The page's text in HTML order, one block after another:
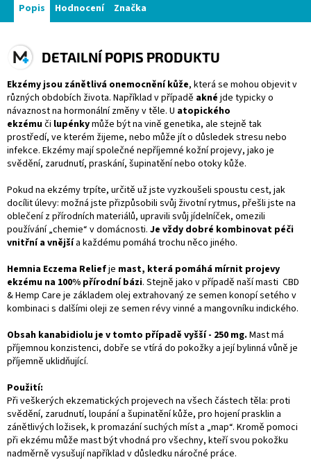
Popis Hodnocení Značka
DETAILNÍ POPIS PRODUKTU
Ekzémy jsou zánětlivá onemocnění kůže, která se mohou objevit v
různých obdobích života. Například v případě akné jde typicky o
návaznost na hormonální změny v těle. U atopického
ekzémuči lupénkymůže být na vině genetika, ale stejně tak
prostředí, ve kterém žijeme, nebo může jít o důsledek stresu nebo
infekce. Ekzémy mají společné nepříjemné kožní projevy, jako je
svědění, zarudnutí, praskání, šupinatění nebo otoky kůže.
Pokud na ekzémy trpíte, určitě už jste vyzkoušeli spoustu cest, jak
docílit úlevy: možná jste přizpůsobili svůj životní rytmus, přešli jste na
oblečení z přírodních materiálů, upravili svůj jídelníček, omezili
používání „chemie“ v domácnosti. Je vždy dobré kombinovat péči
vnitřní a vnější a každému pomáhá trochu něco jiného.
Hemnia Eczema Reliefje mast, která pomáhá mírnit projevy
ekzému na 100% přírodní bázi. Stejně jako v případě naší masti CBD
& Hemp Care je základem olej extrahovaný ze semen konopí setého v
kombinaci s dalšími oleji ze semen révy vinné a mangovníku indického.
Obsah kanabidiolu je v tomto případě vyšší - 250 mg. Mast má
příjemnou konzistenci, dobře se vtírá do pokožky a její bylinná vůně je
příjemně uklidňující.
Použití:
Při veškerých ekzematických projevech na všech částech těla: proti
svědění, zarudnutí, loupání a šupinatění kůže, pro hojení prasklin a
zánětlivých ložisek, k promazání suchých míst a „map“. Kromě pomoci
při ekzému může mast být vhodná pro všechny, kteří svou pokožku
nadměrně vysušují například v důsledku náročné práce.